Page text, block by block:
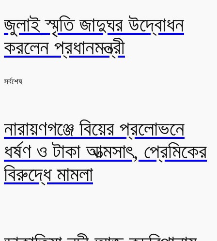
জুলাই স্মৃতি জাদুঘর উদ্বোধন
করলেন প্রধানমন্ত্রী
সর্বশেষ
নারায়ণগঞ্জে বিয়ের প্রলোভনে
ধর্ষণ ও টাকা আত্মসাৎ, প্রেমিকের
বিরুদ্ধে মামলা